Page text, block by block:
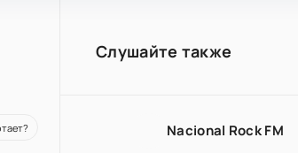
Слушайте также
Nacional Rock FM